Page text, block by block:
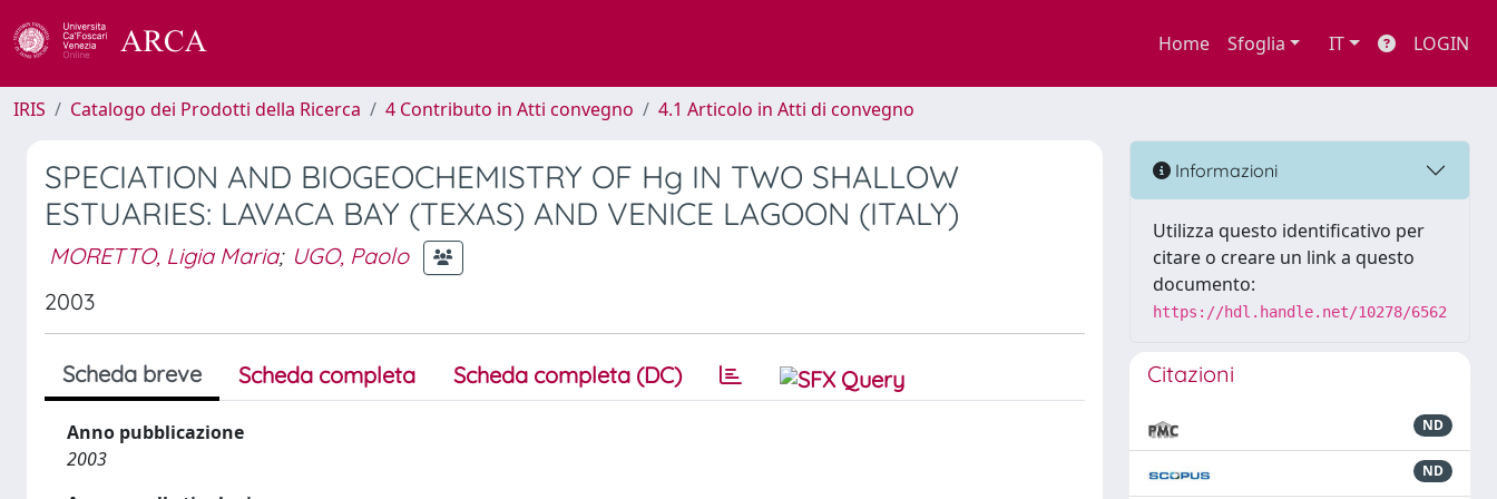
Home Sfoglia IT LOGIN
IRIS Catalogo dei Prodotti della Ricerca 4 Contributo in Atti convegno 4.1 Articolo in Atti di convegno
SPECIATION AND BIOGEOCHEMISTRY OF Hg IN TWO SHALLOW
ESTUARIES: LAVACA BAY (TEXAS) AND VENICE LAGOON (ITALY)
MORETTO, Ligia Maria; UGO, Paolo
2003
Scheda breve Scheda completa Scheda completa (DC)
Anno pubblicazione
2003
Informazioni
Utilizza questo identificativo per
citare o creare un link a questo
documento:
https://hdl.handle.net/10278/6562
Citazioni
ND
ND